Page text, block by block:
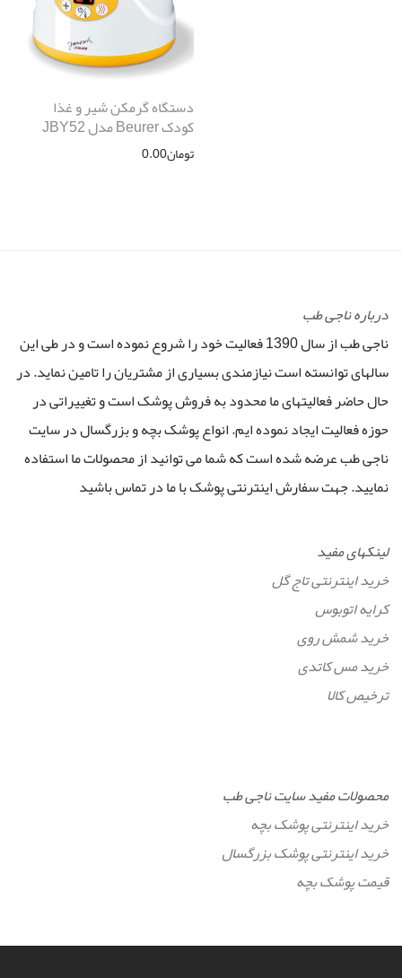
دستگاه گرمکن شیر و غذا
کودک Beurer مدل JBY52
تومان0.00
درباره ناجی طب
ناجی طب از سال 1390 فعالیت خود را شروع نموده است و در طی این
سالهای توانسته است نیازمندی بسیاری از مشتریان را تامین نماید. در
حال حاضر فعالیتهای ما محدود به فروش پوشک است و تغییراتی در
حوزه فعالیت ایجاد نموده ایم. انواع پوشک بچه و بزرگسال در سایت
ناجی طب عرضه شده است که شما می توانید از محصولات ما استفاده
نمایید. جهت سفارش اینترنتی پوشک با ما در تماس باشید
لینکهای مفید
خرید اینترنتی تاج گل
کرایه اتوبوس
خرید شمش روی
خرید مس کاتدی
ترخیص کالا
محصولات مفید سایت ناجی طب
خرید اینترنتی پوشک بچه
خرید اینترنتی پوشک بزرگسال
قیمت پوشک بچه